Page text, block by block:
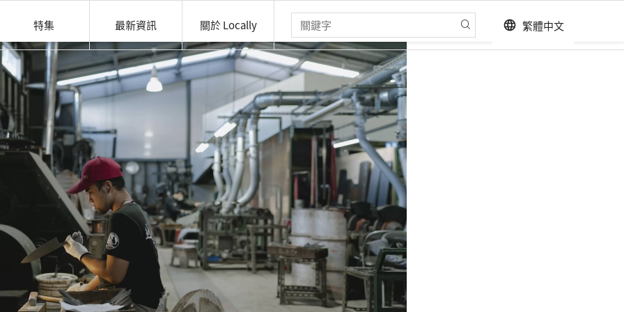
特集 最新資訊 關於 Locally language 繁體中文